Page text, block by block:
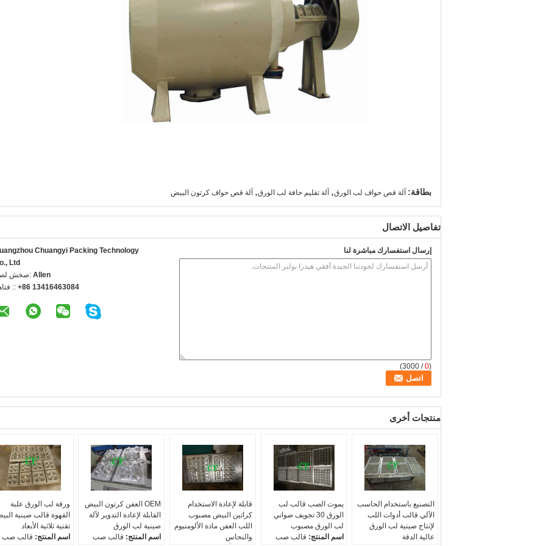
بطاقة: آلة قص حواف لب الورق, آلة تقليم حافة لب الورق, آلة قص حواف كرتون البيض
تفاصيل الاتصال
Chuangyi Packing Technology
Ltd
اتصل Allen
+86 13416463084
إرسال استفسارك مباشرة لنا
(
0
/ 3000)
منتجات أخرى
ورقة لب الورق علبة
القهوة قالب صينية
تقنية ثلاثية الأبعاد
اسم المنتج: قالب صب
OEM العفن كرتون البيض
القابلة لإعادة التدوير لآلة
صينية لب الورق
اسم المنتج: قالب صب
قابلة لإعادة الاستخدام
كراتين البيض مصبوب
اللب العفن مادة الألومنيوم
والنحاس
يموت الصب قالب لب
الورق 30 تجويف صواني
لب الورق مصبوب
اسم المنتج: قالب صب
التصنيع باستخدام الحاسب
الآلي قالب أدوات اللب
لإنتاج صينية لب الورق
عالية الدقة